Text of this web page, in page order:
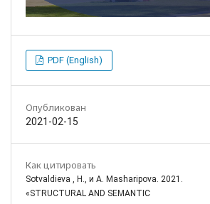
PDF (English)
Опубликован
2021-02-15
Как цитировать
Sotvaldieva , H., и A. Masharipova. 2021.
«STRUCTURAL AND SEMANTIC